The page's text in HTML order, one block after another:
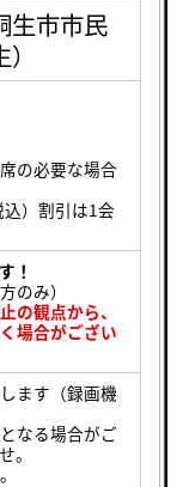
生市市民
の必要な場合
）割引は1会
！
のみ）
の観点から、
場合がござい
ます（録画機
なる場合がご
。